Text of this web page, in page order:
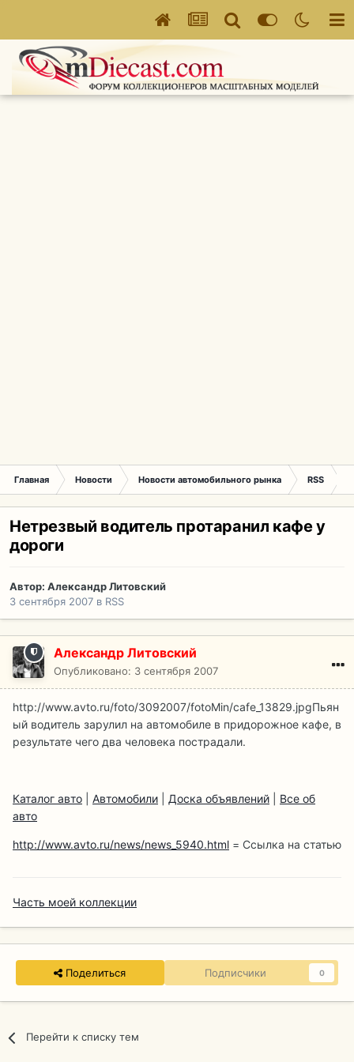
Главная Новости Новости автомобильного рынка RSS
Нетрезвый водитель протаранил кафе у
дороги
Автор: Александр Литовский
3 сентября 2007 в RSS
Александр Литовский
Опубликовано: 3 сентября 2007
http://www.avto.ru/foto/3092007/fotoMin/cafe_13829.jpgПьян
ый водитель зарулил на автомобиле в придорожное кафе, в
результате чего два человека пострадали.
Каталог авто Автомобили Доска объявлений
Все об
авто
http://www.avto.ru/news/news_5940.html = Ссылка на статью
Часть моей коллекции
Поделиться Подписчики 0
Перейти к списку тем